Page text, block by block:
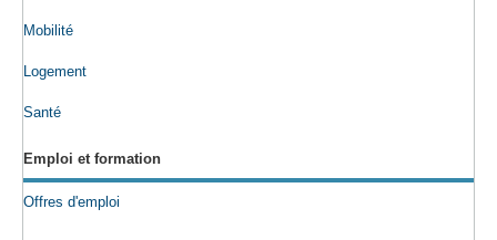
Mobilité
Logement
Santé
Emploi et formation
Offres d'emploi